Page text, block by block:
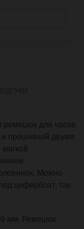
для часов
прошивкой двумя
Можно
циферблат, так
мм. Ремешок